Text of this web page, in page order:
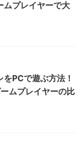
ムプレイヤーで大
PCで遊ぶ方法！
ムプレイヤーの比